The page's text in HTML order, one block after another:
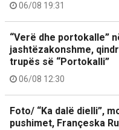
06/08 19:31
“Verë dhe portokalle”
jashtëzakonshme,
trupës së “Portokalli”
06/08 12:30
Foto/ “Ka dalë dielli”,
pushimet, Françeska